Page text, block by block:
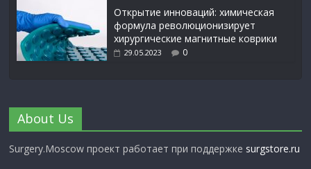
Открытие инноваций: химическая
формула революционизирует
хирургические магнитные коврики
29.05.2023 0
About Us
Surgery.Moscow проект работает при поддержке surgstore.ru